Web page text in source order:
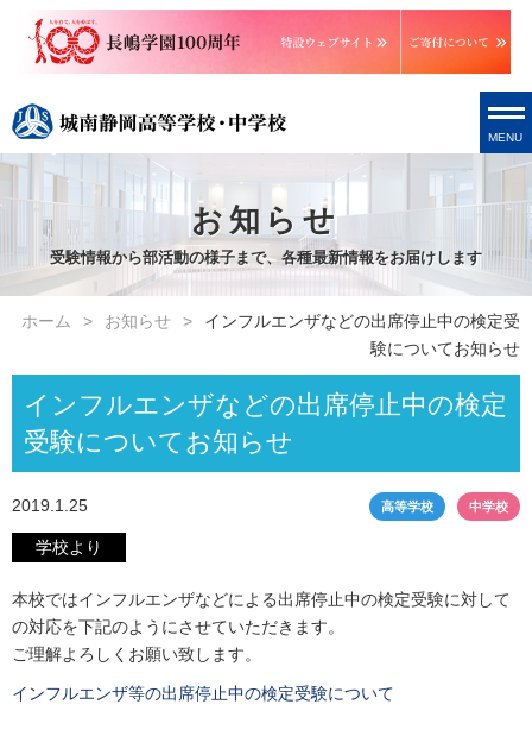
MENU
お知らせ
受験情報から部活動の様子まで、各種最新情報をお届けします
ホーム お知らせ
インフルエンザなどの出席停止中の検定受
験についてお知らせ
インフルエンザなどの出席停止中の検定
受験についてお知らせ
2019.1.25 高等学校 中学校
学校より
本校ではインフルエンザなどによる出席停止中の検定受験に対して
の対応を下記のようにさせていただきます。
ご理解よろしくお願い致します。
インフルエンザ等の出席停止中の検定受験について